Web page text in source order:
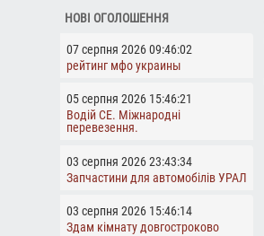
НОВІ ОГОЛОШЕННЯ
07 серпня 2026 09:46:02
рейтинг мфо украины
05 серпня 2026 15:46:21
Водій СЕ. Міжнародні
перевезення.
03 серпня 2026 23:43:34
Запчастини для автомобілів УРАЛ
03 серпня 2026 15:46:14
Здам кімнату довгостроково